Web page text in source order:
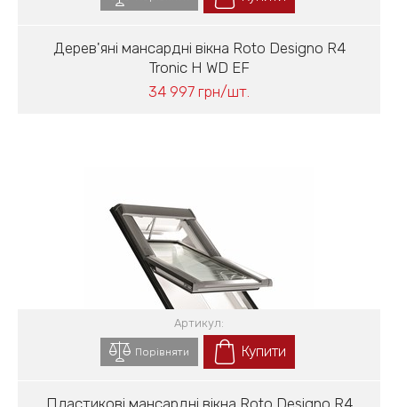
Дерев'яні мансардні вікна Roto Designo R4
Tronic H WD EF
34 997 грн/шт.
Пластикові мансардні вікна Roto Designo R4
Артикул:
Порівняти Купити